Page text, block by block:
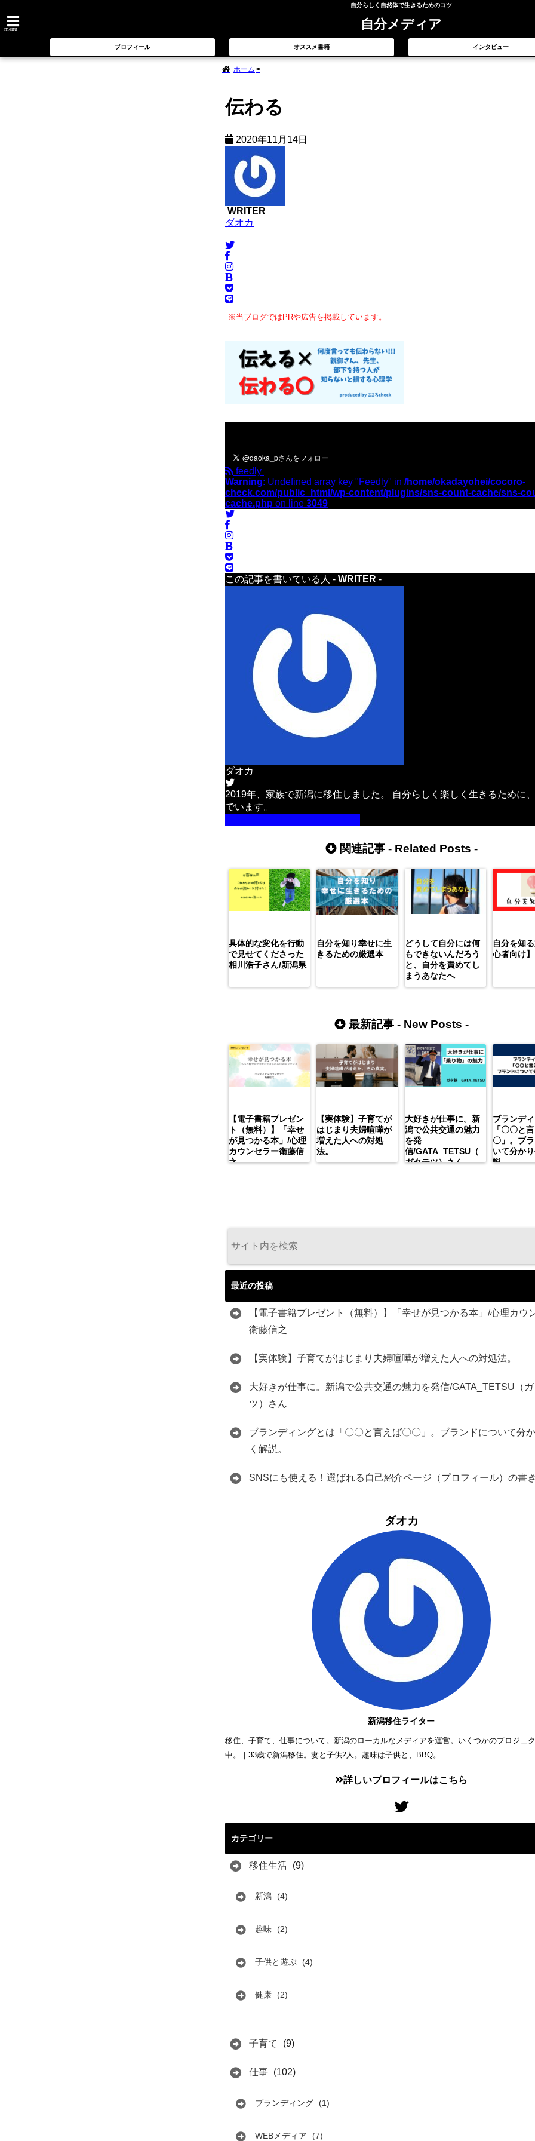
自分らしく自然体で生きるためのコツ
menu 自分メディア
プロフィール オススメ書籍 インタビュー
ホーム
伝わる
2020年11月14日
WRITER
ダオカ
※当ブログではPRや広告を掲載しています。
feedly
Warning: Undefined array key "Feedly" in /home/okadayohei/cocoro-
check.com/public_html/wp-content/plugins/sns-count-cache/sns-
cache.php on line 3049
この記事を書いている人 - WRITER -
ダオカ
2019年、家族で新潟に移住しました。 自分らしく楽しく生きるために
でいます。
関連記事 - Related Posts -
具体的な変化を行動
で見せてくださった
相川浩子さん/新潟県
自分を知り幸せに生
きるための厳選本
どうして自分には何
もできないんだろう
と、自分を責めてし
まうあなたへ
自分を知
心者向け】
最新記事 - New Posts -
【電子書籍プレゼン
ト（無料）】「幸せ
が見つかる本」/心理
カウンセラー衛藤信
之
【実体験】子育てが
はじまり夫婦喧嘩が
増えた人への対処
法。
大好きが仕事に。新
潟で公共交通の魅力
を発
信/GATA_TETSU（
ガタテツ）さん
ブランデ
「〇〇と
〇」。ブ
いて分か
説。
最近の投稿
【電子書籍プレゼント（無料）】「幸せが見つかる本」/心理カウ
衛藤信之
【実体験】子育てがはじまり夫婦喧嘩が増えた人への対処法。
大好きが仕事に。新潟で公共交通の魅力を発信/GATA_TETSU（
ツ）さん
ブランディングとは「〇〇と言えば〇〇」。ブランドについて分
く解説。
SNSにも使える！選ばれる自己紹介ページ（プロフィール）の書
ダオカ
新潟移住ライター
移住、子育て、仕事について。新潟のローカルなメディアを運営。いくつかのプロジェ
中。｜33歳で新潟移住。妻と子供2人。趣味は子供と、BBQ。
詳しいプロフィールはこちら
カテゴリー
移住生活 (9)
新潟 (4)
趣味 (2)
子供と遊ぶ (4)
健康 (2)
子育て (9)
仕事 (102)
ブランディング (1)
WEBメディア (7)